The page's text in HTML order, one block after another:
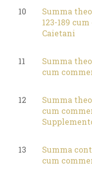
10
Summa
123-189
Caietani
11
Summa
cum
12
Summa
cum
13
Summa
cum